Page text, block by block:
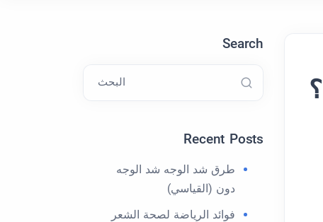
Search
البحث
Recent Posts
طرق شد الوجه شد الوجه
دون (القياسي)
فوائد الرياضة لصحة الشعر